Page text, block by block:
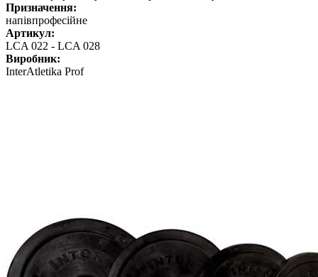
Призначення:
напівпрофесійне
Артикул:
LСA 022 - LСA 028
Виробник:
InterAtletika Prof